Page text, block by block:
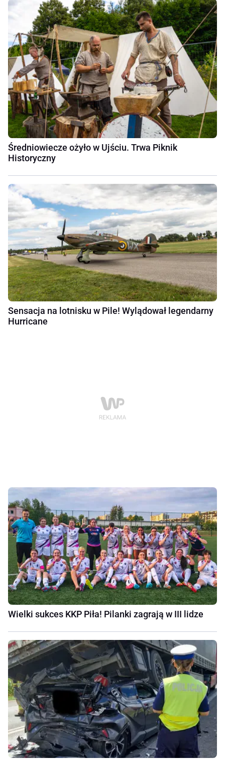
Średniowiecze ożyło w Ujściu. Trwa Piknik
Historyczny
Sensacja na lotnisku w Pile! Wylądował legendarny
Hurricane
Wielki sukces KKP Piła! Pilanki zagrają w III lidze